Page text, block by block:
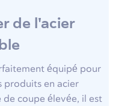
de l'acier
équipé pour
produits en acier
de coupe élevée, il est